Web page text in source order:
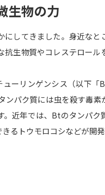
大
新
進
新
生物の力
してきました。身近なと
生物質やコレステロール
ーリンゲンシス（以下「
パク質には虫を殺す毒素
近年では、Btのタンパク
るトウモロコシなどが開発